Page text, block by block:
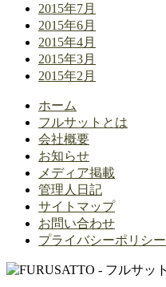
2015年7月
2015年6月
2015年4月
2015年3月
2015年2月
ホーム
フルサットとは
会社概要
お知らせ
メディア掲載
管理人日記
サイトマップ
お問い合わせ
プライバシーポリシー